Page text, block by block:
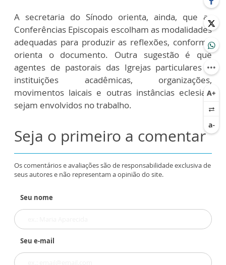
A secretaria do Sínodo orienta, ainda, que as
Conferências Episcopais escolham as modalidades
adequadas para produzir as reflexões, conforme
orienta o documento. Outra sugestão é que
agentes de pastorais das Igrejas particulares e
instituições acadêmicas, organizações,
movimentos laicais e outras instâncias eclesiais
sejam envolvidos no trabalho.
Seja o primeiro a comentar
Os comentários e avaliações são de responsabilidade exclusiva de
seus autores e não representam a opinião do site.
Seu nome
Seu e-mail